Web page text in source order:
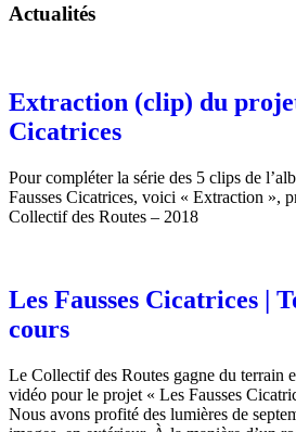
Actualités
Extraction (clip) du
Cicatrices
Pour compléter la série des 5 clips de
Fausses Cicatrices, voici « Extraction »,
Collectif des Routes – 2018
Les Fausses Cicatrices |
cours
Le Collectif des Routes gagne du terrain
vidéo pour le projet « Les Fausses
Nous avons profité des lumières de